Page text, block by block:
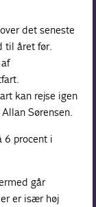
det seneste
til året før.
kan rejse igen
Sørensen.
6 procent i
går
er især høj